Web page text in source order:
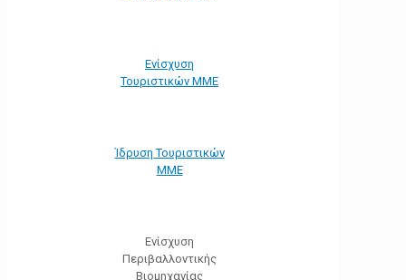
Ενίσχυση
Τουριστικών ΜΜΕ
Ίδρυση Τουριστικών
ΜΜΕ
Ενίσχυση
Περιβαλλοντικής
Βιομηχανίας